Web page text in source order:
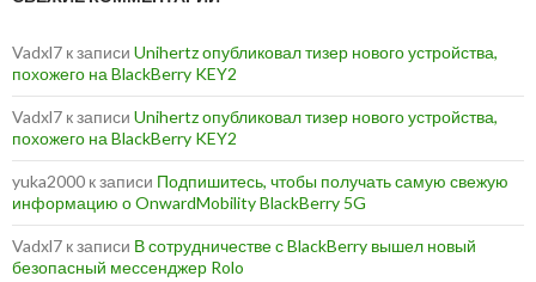
Vadxl7 к записи Unihertz опубликовал тизер нового устройства,
похожего на BlackBerry KEY2
Vadxl7 к записи Unihertz опубликовал тизер нового устройства,
похожего на BlackBerry KEY2
yuka2000 к записи Подпишитесь, чтобы получать самую свежую
информацию о OnwardMobility BlackBerry 5G
Vadxl7 к записи В сотрудничестве с BlackBerry вышел новый
безопасный мессенджер Rolo